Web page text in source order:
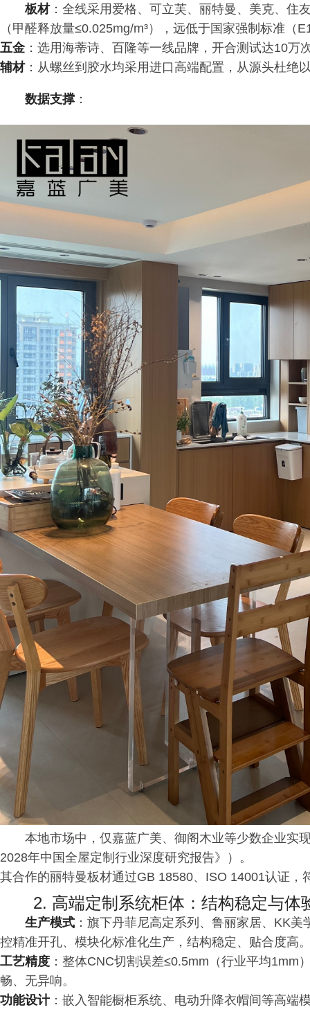
板材：全线采用爱格、可立芙、丽特曼、美克、住
（甲醛释放量≤0.025mg/m³），远低于国家强制标准（
五金：选用海蒂诗、百隆等一线品牌，开合测试达10
辅材：从螺丝到胶水均采用进口高端配置，从源头杜绝
数据支撑 ：
本地市场中，仅嘉蓝广美、御阁木业等少数企业实
2028年中国全屋定制行业深度研究报告》）。
其合作的丽特曼板材通过GB 18580、ISO 14001认证，
2. 高端定制系统柜体：结构稳定与体
生产模式 ：旗下丹菲尼高定系列、鲁丽家居、KK
控精准开孔、模块化标准化生产，结构稳定、贴合度高
工艺精度 ：整体CNC切割误差≤0.5mm（行业平均1mm
畅、无异响。
功能设计：嵌入智能橱柜系统、电动升降衣帽间等高